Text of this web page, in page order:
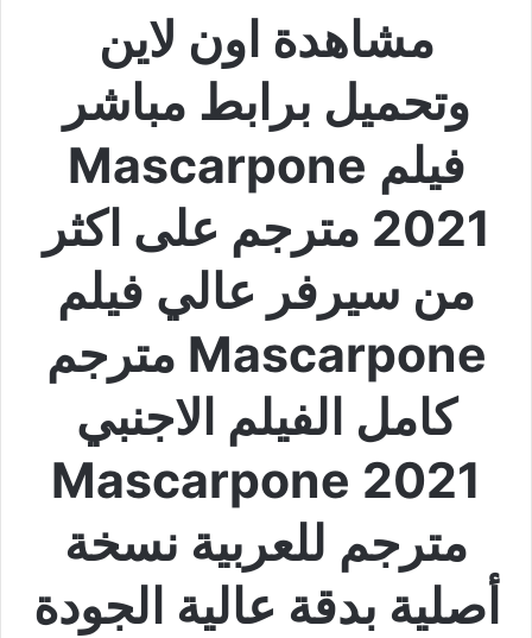
مشاهدة اون لاين
وتحميل برابط مباشر
فيلم Mascarpone
2021 مترجم على اكثر
من سيرفر عالي فيلم
Mascarpone مترجم
كامل الفيلم الاجنبي
Mascarpone 2021
مترجم للعربية نسخة
أصلية بدقة عالية الجودة